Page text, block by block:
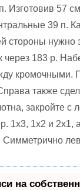
Изготовив 57
39 п.
стороны нужно
через 183 р.
кромочными.
также
закройте с
1х3, 1х2 и 2х1,
Симметрично
на